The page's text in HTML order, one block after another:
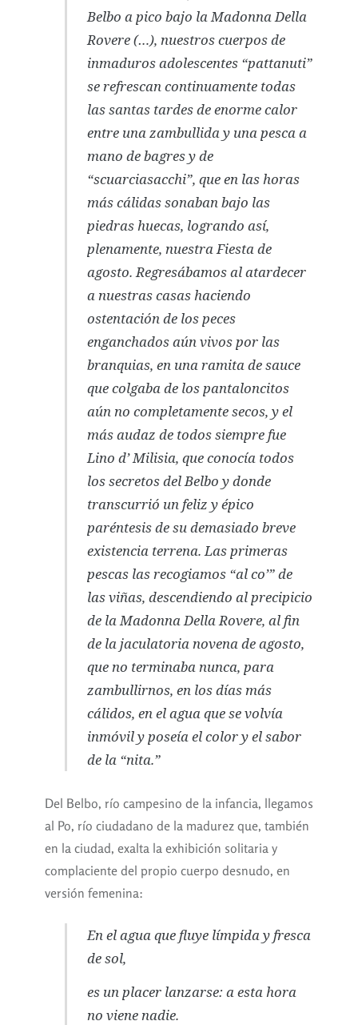
Belbo a pico bajo la Madonna Della
Rovere (…), nuestros cuerpos de
inmaduros adolescentes “pattanuti”
se refrescan continuamente todas
las santas tardes de enorme calor
entre una zambullida y una pesca a
mano de bagres y de
“scuarciasacchi”, que en las horas
más cálidas sonaban bajo las
piedras huecas, logrando así,
plenamente, nuestraFiesta de
agosto. Regresábamos al atardecer
a nuestras casas haciendo
ostentación de los peces
enganchados aún vivos por las
branquias, en una ramita de sauce
que colgaba de los pantaloncitos
aún no completamente secos, y el
más audaz de todos siempre fue
Lino d’ Milisia, que conocía todos
los secretos del Belbo y donde
transcurrió un feliz y épico
paréntesis de su demasiado breve
existencia terrena. Las primeras
pescas las recogiamos “al co’” de
las viñas, descendiendo al precipicio
de la Madonna Della Rovere, al fin
de la jaculatoria novena de agosto,
que no terminaba nunca, para
zambullirnos, en los días más
cálidos, en el agua que se volvía
inmóvil y poseía el color y el sabor
de la “nita.”
Del Belbo, río campesino de la infancia, llegamos
al Po, río ciudadano de la madurez que, también
en la ciudad, exalta la exhibición solitaria y
complaciente del propio cuerpo desnudo, en
versión femenina:
En el agua que fluye límpida y fresca
de sol,
es un placer lanzarse: a esta hora
no viene nadie.